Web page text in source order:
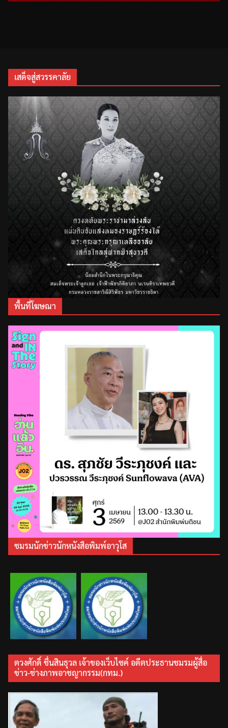
เสด็จสู่สวรรคาลัย
พื้นที่โฆษณา
ชมรมนักข่าวนักหนังสือพิมพ์อาวุโส
ตวงศักดิ์ ชื่นสินธุวล เจ้าของเว็บไซค์ อดีตประธานชมรมผู้สื่อ
ข่าว-ช่างภาพอาชญากรรม(กทม.)